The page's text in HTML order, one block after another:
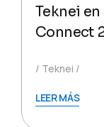
Teknei
Connect
Teknei
LEER MÁS